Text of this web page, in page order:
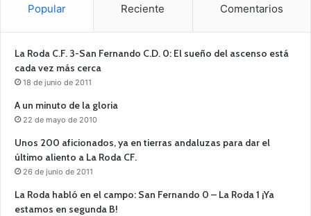
Popular Reciente Comentarios
La Roda C.F. 3-San Fernando C.D. 0: El sueño del ascenso está
cada vez más cerca
18 de junio de 2011
A un minuto de la gloria
22 de mayo de 2010
Unos 200 aficionados, ya en tierras andaluzas para dar el
último aliento a La Roda CF.
26 de junio de 2011
La Roda habló en el campo: San Fernando 0 – La Roda 1 ¡Ya
estamos en segunda B!